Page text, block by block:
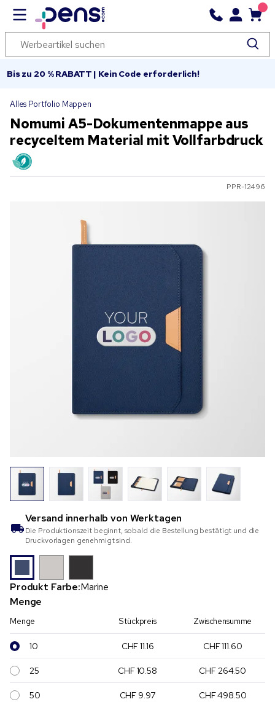
Bis zu 20 % RABATT | Kein Code erforderlich!
Alles Portfolio Mappen
Nomumi A5-Dokumentenmappe aus
recyceltem Material mit Vollfarbdruck
PPR-12496
Versand innerhalb von Werktagen
Die Produktionszeit beginnt, sobald die Bestellung bestätigt und die
Druckvorlagen genehmigt sind.
Produkt Farbe:Marine
Menge
Menge Stückpreis Zwischensumme
10 CHF 11.16 CHF 111.60
25 CHF 10.58 CHF 264.50
50 CHF 9.97 CHF 498.50